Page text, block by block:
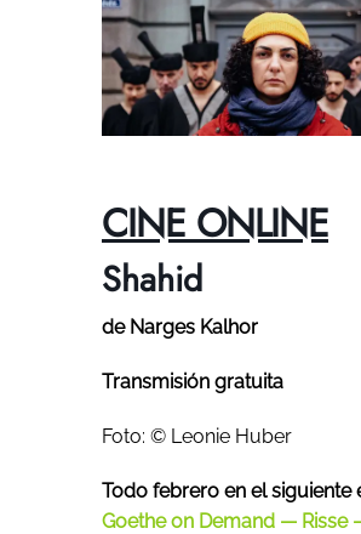
CINE ONLINE
Shahid
de Narges Kalhor
Transmisión gratuita
Foto: © Leonie Huber
Todo febrero en el siguiente
Goethe on Demand — Risse